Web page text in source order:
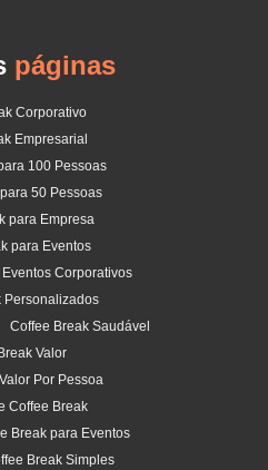
páginas
Corporativo
Empresarial
100 Pessoas
50 Pessoas
para Empresa
para Eventos
Corporativos
Personalizados
Coffee Break Saudável
Valor
Por Pessoa
Coffee Break
Break para Eventos
Break Simples